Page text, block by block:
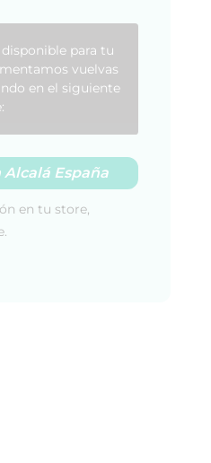
para tu
vuelvas
en el siguiente
Alcalá España
en tu store,